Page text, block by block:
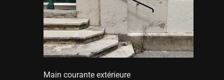
Main courante extérieure